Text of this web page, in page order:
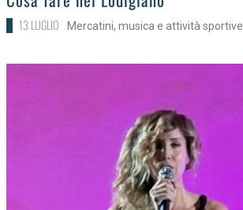
13 LUGLIO Mercatini, musica e attività sportive